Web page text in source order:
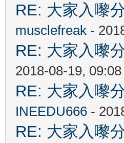
RE: 大家入嚟
musclefreak -
RE: 大家入嚟
2018-08-19,
RE: 大家入嚟
INEEDU666 -
RE: 大家入嚟